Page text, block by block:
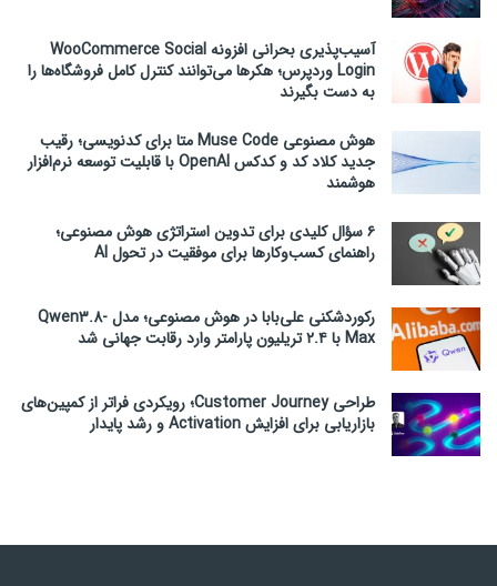
آسیب‌پذیری بحرانی افزونه WooCommerce Social
Login وردپرس؛ هکرها می‌توانند کنترل کامل فروشگاه‌ها را
به دست بگیرند
هوش مصنوعی Muse Code متا برای کدنویسی؛ رقیب
جدید کلاد کد و کدکس OpenAI با قابلیت توسعه نرم‌افزار
هوشمند
۶ سؤال کلیدی برای تدوین استراتژی هوش مصنوعی؛
راهنمای کسب‌وکارها برای موفقیت در تحول AI
رکوردشکنی علی‌بابا در هوش مصنوعی؛ مدل Qwen3.8-
Max با ۲.۴ تریلیون پارامتر وارد رقابت جهانی شد
طراحی Customer Journey؛ رویکردی فراتر از کمپین‌های
بازاریابی برای افزایش Activation و رشد پایدار